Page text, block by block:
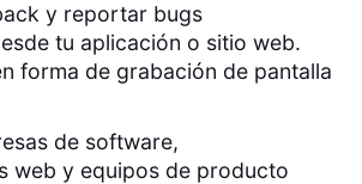
y reportar bugs
tu aplicación o sitio web.
forma de grabación de pantalla
de software,
web y equipos de producto